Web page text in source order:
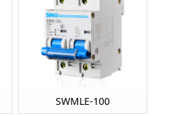
SWMLE-100